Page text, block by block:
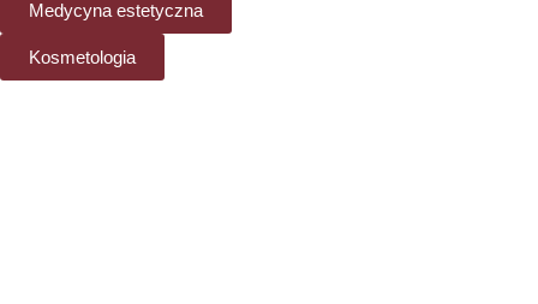
Medycyna estetyczna
Kosmetologia